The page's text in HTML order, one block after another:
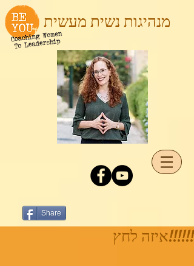
מנהיגות נשית מעשית
Share
!!!!!!איזה לחץ